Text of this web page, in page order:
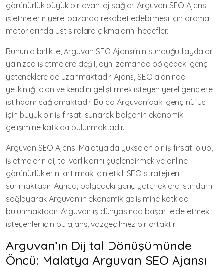
görünürlük büyük bir avantaj sağlar. Arguvan SEO Ajansı,
işletmelerin yerel pazarda rekabet edebilmesi için arama
motorlarında üst sıralara çıkmalarını hedefler.
Bununla birlikte, Arguvan SEO Ajansı'nın sunduğu faydalar
yalnızca işletmelere değil, aynı zamanda bölgedeki genç
yeteneklere de uzanmaktadır. Ajans, SEO alanında
yetkinliği olan ve kendini geliştirmek isteyen yerel gençlere
istihdam sağlamaktadır. Bu da Arguvan'daki genç nüfus
için büyük bir iş fırsatı sunarak bölgenin ekonomik
gelişimine katkıda bulunmaktadır.
Arguvan SEO Ajansı Malatya'da yükselen bir iş fırsatı olup,
işletmelerin dijital varlıklarını güçlendirmek ve online
görünürlüklerini artırmak için etkili SEO stratejileri
sunmaktadır. Ayrıca, bölgedeki genç yeteneklere istihdam
sağlayarak Arguvan'ın ekonomik gelişimine katkıda
bulunmaktadır. Arguvan iş dünyasında başarı elde etmek
isteyenler için bu ajans, vazgeçilmez bir ortaktır.
Arguvan’ın Dijital Dönüşümünde
Öncü: Malatya Arguvan SEO Ajansı